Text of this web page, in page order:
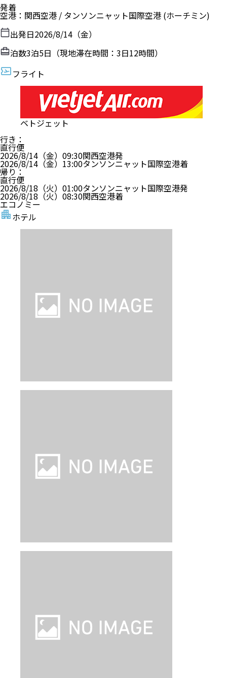
発着
空港 ： 関西空港 / タンソンニャット国際空港 (ホーチミン)
出発日2026/8/14（金）
泊数3泊5日（現地滞在時間： 3日12時間）
フライト
ベトジェット
行き ：
直行便
2026/8/14（金） 09:30関西空港発
2026/8/14（金） 13:00タンソンニャット国際空港着
帰り ：
直行便
2026/8/18（火） 01:00タンソンニャット国際空港発
2026/8/18（火） 08:30関西空港着
エコノミー
ホテル